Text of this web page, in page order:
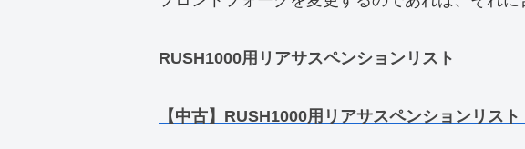
RUSH1000用リアサスペンションリスト
【中古】RUSH1000用リアサスペンションリス